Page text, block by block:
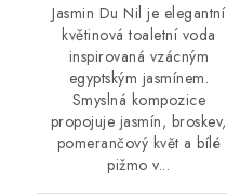
Jasmin Du Nil je elegantní
květinová toaletní voda
inspirovaná vzácným
egyptským jasmínem.
Smyslná kompozice
propojuje jasmín, broskev,
pomerančový květ a bílé
pižmo v...